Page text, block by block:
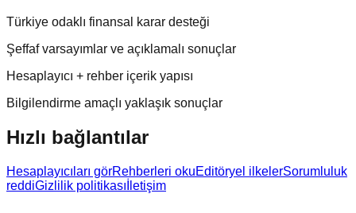
Türkiye odaklı finansal karar desteği
Şeffaf varsayımlar ve açıklamalı sonuçlar
Hesaplayıcı + rehber içerik yapısı
Bilgilendirme amaçlı yaklaşık sonuçlar
Hızlı bağlantılar
Hesaplayıcıları görRehberleri okuEditöryel ilkelerSorumluluk
reddiGizlilik politikası İletişim